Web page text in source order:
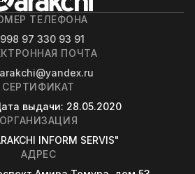
ТЕЛЕФОНА
97 330 93 91
ПОЧТА
СЕРТИФИКАТ
выдачи: 28.05.2020
ОРГАНИЗАЦИЯ
INFORM SERVIS"
АДРЕС